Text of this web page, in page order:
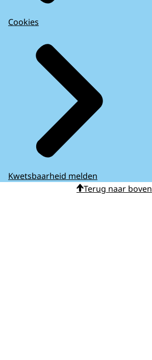
Cookies
Kwetsbaarheid melden
Terug naar boven